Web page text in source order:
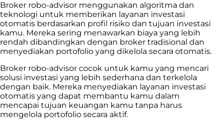
Broker robo-advisor menggunakan algoritma dan
teknologi untuk memberikan layanan investasi
otomatis berdasarkan profil risiko dan tujuan investasi
kamu. Mereka sering menawarkan biaya yang lebih
rendah dibandingkan dengan broker tradisional dan
menyediakan portofolio yang dikelola secara otomatis.
Broker robo-advisor cocok untuk kamu yang mencari
solusi investasi yang lebih sederhana dan terkelola
dengan baik. Mereka menyediakan layanan investasi
otomatis yang dapat membantu kamu dalam
mencapai tujuan keuangan kamu tanpa harus
mengelola portofolio secara aktif.